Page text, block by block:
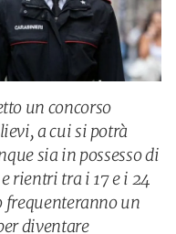
un concorso
a cui si potrà
sia in possesso di
rientri tra i 17 e i 24
frequenteranno un
diventare